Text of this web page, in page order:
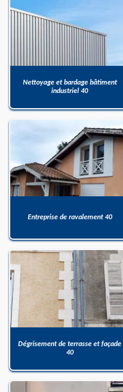
Nettoyage et bardage bâtiment
industriel 40
Entreprise de ravalement 40
Dégrisement de terrasse et façade
40